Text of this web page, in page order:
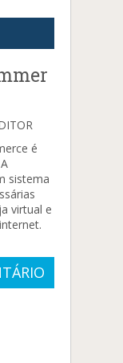
é
sistema
virtual e